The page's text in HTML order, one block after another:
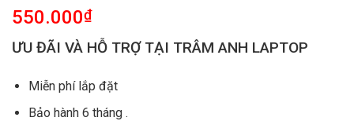
Rated
5.00
out of 5
1
customer
550.000₫
ƯU ĐÃI VÀ HỖ TRỢ TẠI TRÂM ANH LAPTOP
Miễn phí lắp đặt
Bảo hành 6 tháng .